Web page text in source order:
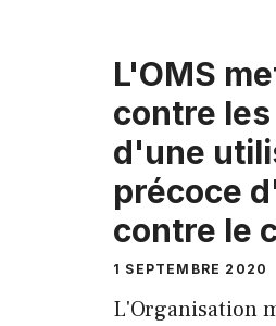
L'OMS
contre
d'une
précoce
contre le
1 SEPTEMBRE 2020
L'Organisation